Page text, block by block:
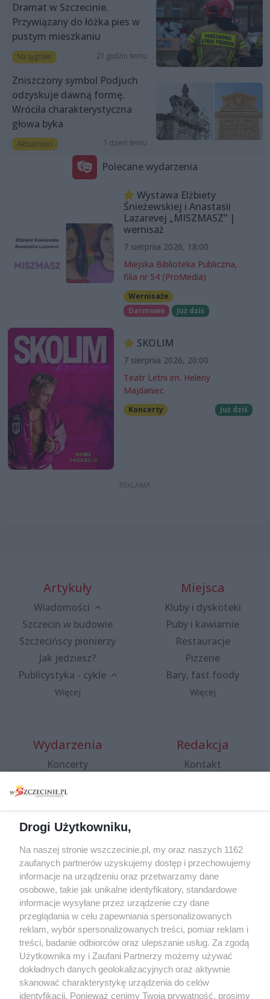
Dramat w Szczecinie.
Przywiązany do łóżka pies w
pustym mieszkaniu
Na sygnale 21 godzin temu
Zniszczony symbol Podjuch
odzyskuje dawną formę.
Wróciła charakterystyczna
głowa byka
Aktualności 1 dzień temu
Polecane wydarzenia
Wystawa Elżbiety
Śnieżewskiej i Anastasii
Lazarevej „MISZMASZ” |
wernisaż
7 sierpnia 2026, 18:00
Miejska Biblioteka Publiczna,
filia nr 54 (ProMedia)
Wernisaże
Darmowe
Już dziś
SKOLIM
7 sierpnia 2026, 20:00
Teatr Letni im. Heleny
Majdaniec
Koncerty Już dziś
Artykuły
Wiadomości
Szczecin w budowie
Szczecińscy pionierzy
Jak jedziesz?
Publicystyka - cykle
Więcej
Miejsca
Kluby i dyskoteki
Puby i kawiarnie
Restauracje
Pizzerie
Bary, fast foody
Więcej
Wydarzenia
Koncerty
Spacery i oprowadzania
targi
Wernisaże
Więcej
Redakcja
Kontakt
Specjalny koncert z okazji
20. urodzin portalu
wSzczecinie.pl
Regulamin konkursów
śniadaniówka "Hej
Szczecin! Jest piątek!"
Partnerzy
Praca Szczecin
Drogi Użytkowniku,
Na naszej stronie wszczecinie.pl, my oraz naszych 1162
zaufanych partnerów uzyskujemy dostęp i przechowujemy
informacje na urządzeniu oraz przetwarzamy dane
osobowe, takie jak unikalne identyfikatory, standardowe
informacje wysyłane przez urządzenie czy dane
przeglądania w celu zapewniania spersonalizowanych
reklam, wybór spersonalizowanych treści, pomiar reklam i
treści, badanie odbiorców oraz ulepszanie usług. Za zgodą
Użytkownika my i Zaufani Partnerzy możemy używać
dokładnych danych geolokalizacyjnych oraz aktywnie
skanować charakterystykę urządzenia do celów
identyfikacji. Ponieważ cenimy Twoją prywatność, prosimy